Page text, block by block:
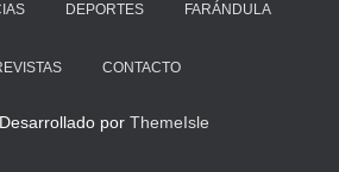
DEPORTES FARÁNDULA
CONTACTO
por ThemeIsle